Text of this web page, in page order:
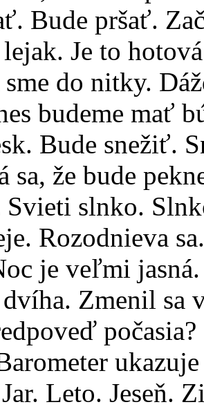
Bude pršať.
Je to
do nitky.
budeme mať
Bude snežiť.
sa, že bude
slnko.
Rozodnieva
je veľmi
Zmenil sa
Leto. Jeseň.